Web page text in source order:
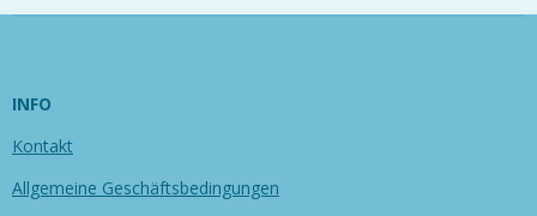
n
n
n
n
INFO
Kontakt
Allgemeine Geschäftsbedingungen